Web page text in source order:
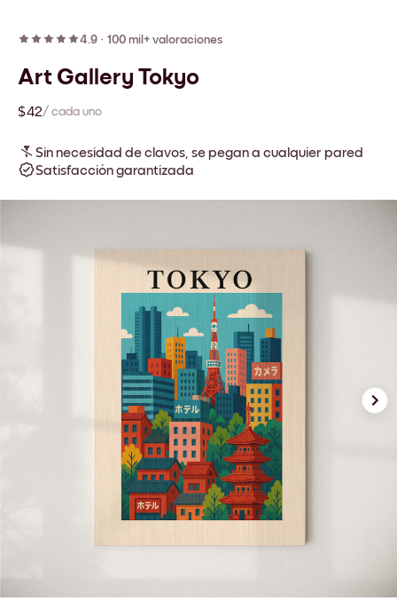
4.9 · 100 mil+ valoraciones
Art Gallery Tokyo
$42/ cada uno
Sin necesidad de clavos, se pegan a cualquier pared
Satisfacción garantizada